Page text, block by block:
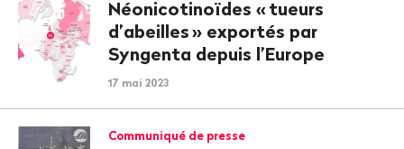
Néonicotinoïdes «tueurs
d’abeilles» exportés par
Syngenta depuis l’Europe
17 mai 2023
Communiqué de presse